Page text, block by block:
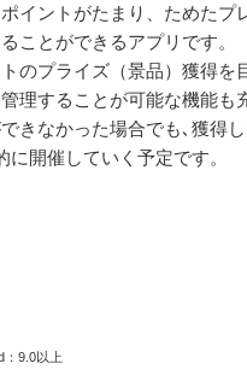
イントがたまり、ためた
ことができるアプリです。
のプライズ（景品）獲得
理することが可能な機能も
きなかった場合でも､獲得
開催していく予定です。
：9.0以上